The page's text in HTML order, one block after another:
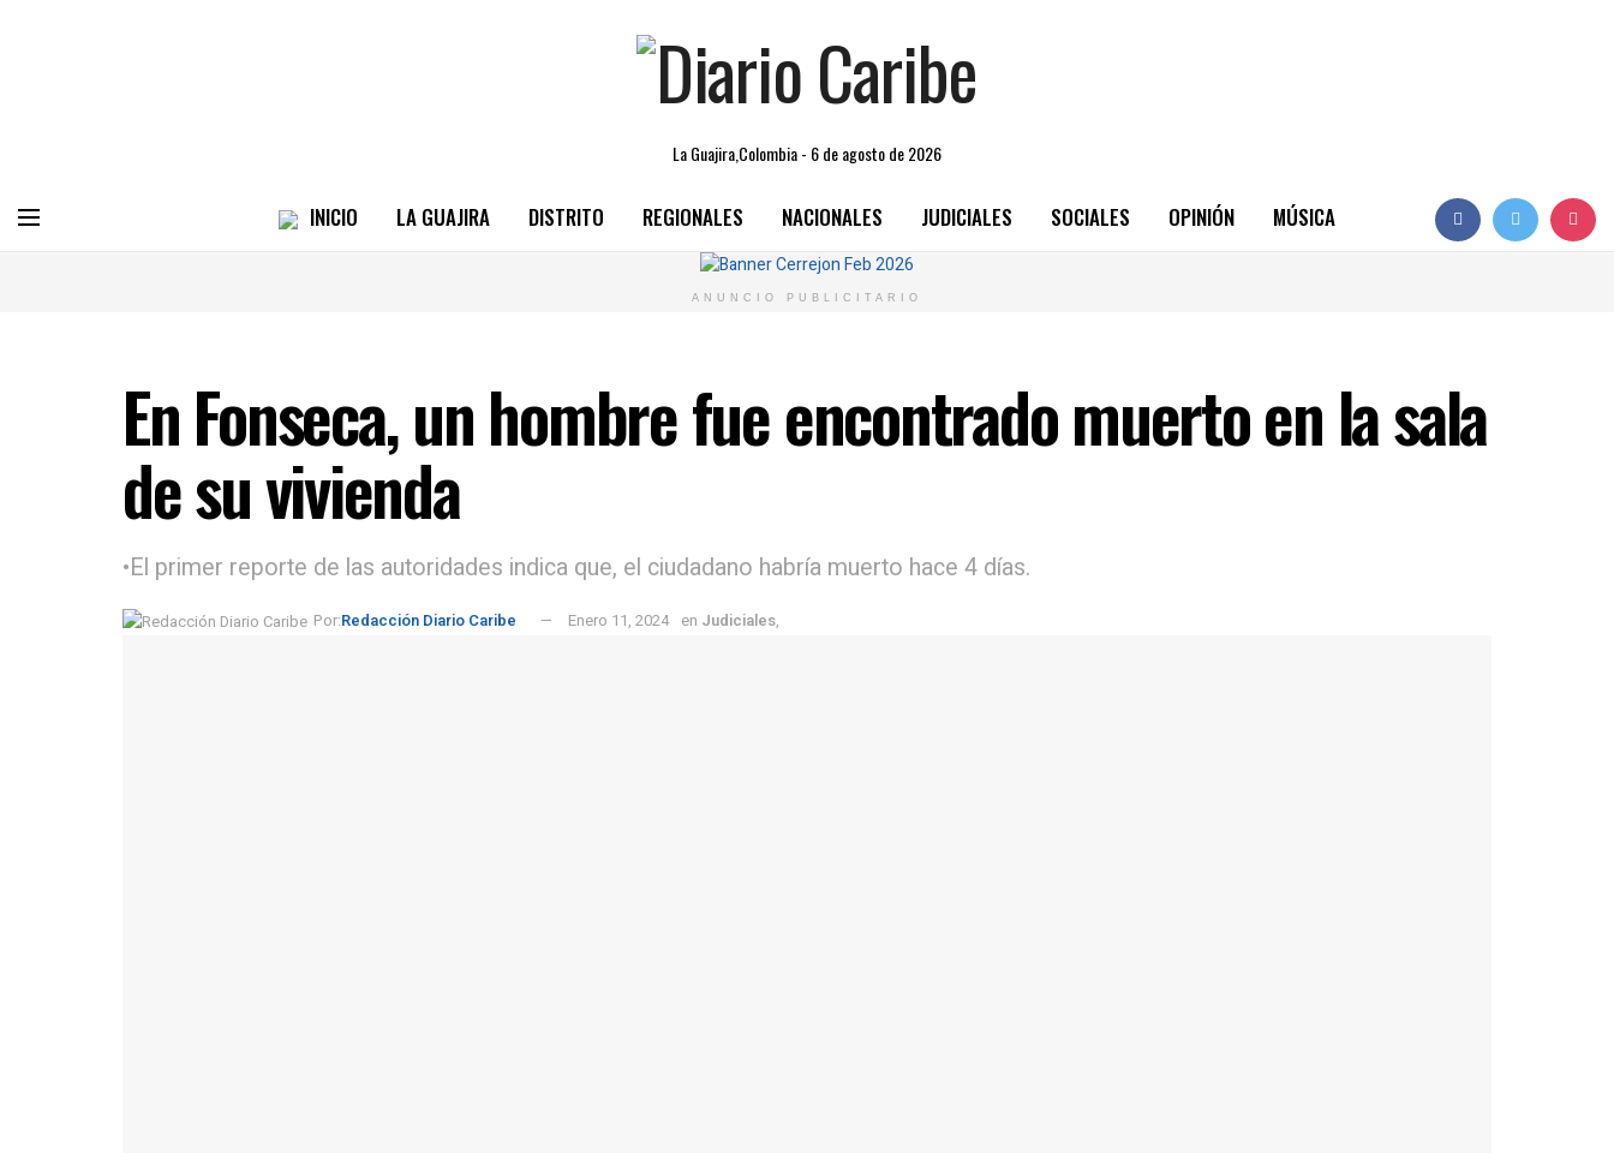
La Guajira,Colombia - 6 de agosto de 2026
INICIO LA GUAJIRA DISTRITO REGIONALES NACIONALES JUDICIALES SOCIALES OPINIÓN MÚSICA
ANUNCIO PUBLICITARIO
En Fonseca, un hombre fue encontrado muerto en la sala
de su vivienda
•El primer reporte de las autoridades indica que, el ciudadano habría muerto hace 4 días.
Por:Redacción Diario Caribe Enero 11, 2024 en Judiciales,